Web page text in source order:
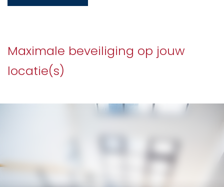
Maximale beveiliging op jouw
locatie(s)